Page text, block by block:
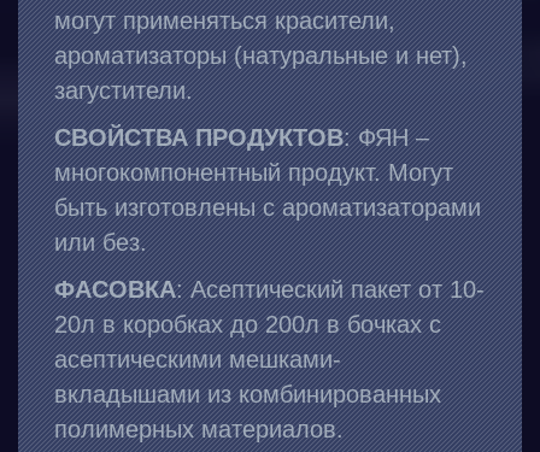
могут применяться красители,
ароматизаторы (натуральные и нет),
загустители.
СВОЙСТВА ПРОДУКТОВ: ФЯН –
многокомпонентный продукт. Могут
быть изготовлены с ароматизаторами
или без.
ФАСОВКА: Асептический пакет от 10-
20л в коробках до 200л в бочках с
асептическими мешками-
вкладышами из комбинированных
полимерных материалов.